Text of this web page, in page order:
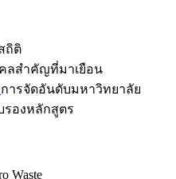
ถิติ
ลสำคัญที่มาเยือน
การจัดอันดับมหาวิทยาลัย
รองหลักสูตร
Waste